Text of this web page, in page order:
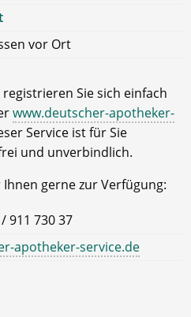
vor Ort
Sie sich einfach
www.deutscher-apotheker-
Service ist für Sie
und unverbindlich.
gerne zur Verfügung:
911 730 37
apotheker-service.de